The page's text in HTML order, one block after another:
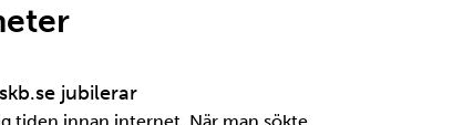
jubilerar